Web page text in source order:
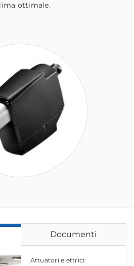
ottimale.
Documenti
Attuatori elettrici: